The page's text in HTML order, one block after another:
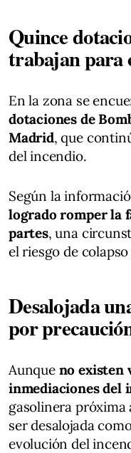
Quince
trabajan para
En la zona se
dotaciones de
Madrid, que
del incendio.
Según la
logrado romper la
partes, una
el riesgo de
Desalojada
por
Aunque no existen
inmediaciones del
gasolinera próxima
ser desalojada
evolución del